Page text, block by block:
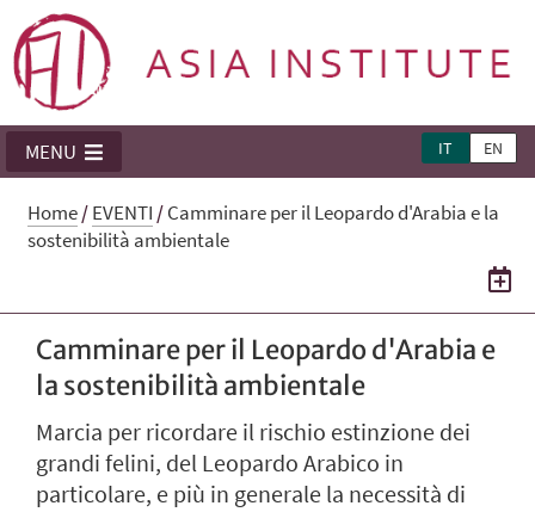
IT EN
MENU
Home/EVENTI /Camminare per il Leopardo d'Arabia e la
sostenibilità ambientale
Camminare per il Leopardo d'Arabia e
la sostenibilità ambientale
Marcia per ricordare il rischio estinzione dei
grandi felini, del Leopardo Arabico in
particolare, e più in generale la necessità di